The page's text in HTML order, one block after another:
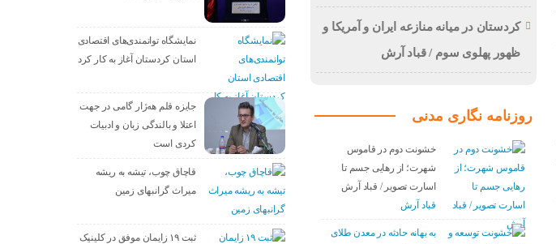
کردستان در میانه منازعە ایران و آمریکا و
ظهور پهلوی سوم / قباد آرش
روزنامه نگاری مدنی
خشونت دوم در قاموس
شهرت؛ از رهایی جسم تا
اسارت تصویر / قباد آرش
قباد آرش
بە بهانه حادثە در معدن طلای
نمایشگاه توانمندی‌های اقتصادی
استان کردستان آغاز به کار کرد
جایزه قلم هه‌ژار گامی در جهت
اعتلا و بالندگی زبان و ادبیات
کردی است
قاچاق چوب، تیشه به ریشه
میراث گرانبهای زمین
ثبت ۱۹ زایمان موفق در کلینیک